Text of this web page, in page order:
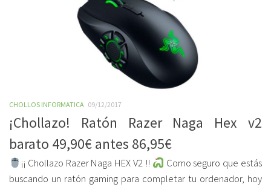
CHOLLOS INFORMATICA 09/12/2017
¡Chollazo! Ratón Razer Naga Hex v2
barato 49,90€ antes 86,95€
¡¡ Chollazo Razer Naga HEX V2 !!
Como seguro que estás
buscando un ratón gaming para completar tu ordenador, hoy